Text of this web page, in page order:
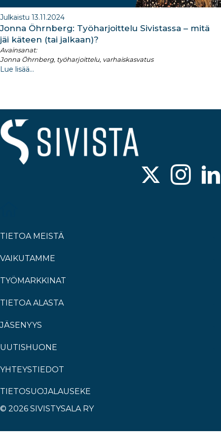
Julkaistu 13.11.2024
Jonna Öhrnberg: Työharjoittelu Sivistassa – mitä
jäi käteen (tai jalkaan)?
Avainsanat:
Jonna Öhrnberg, työharjoittelu, varhaiskasvatus
Lue lisää...
TIETOA MEISTÄ
VAIKUTAMME
TYÖMARKKINAT
TIETOA ALASTA
JÄSENYYS
UUTISHUONE
YHTEYSTIEDOT
TIETOSUOJALAUSEKE
© 2026 SIVISTYSALA RY